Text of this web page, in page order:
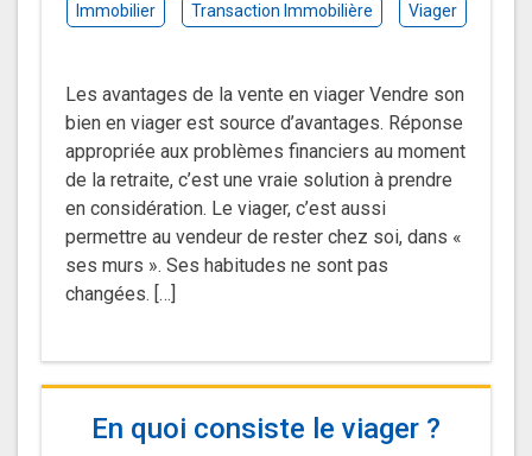
Immobilier Transaction Immobilière Viager
Les avantages de la vente en viager Vendre son
bien en viager est source d’avantages. Réponse
appropriée aux problèmes financiers au moment
de la retraite, c’est une vraie solution à prendre
en considération. Le viager, c’est aussi
permettre au vendeur de rester chez soi, dans «
ses murs ». Ses habitudes ne sont pas
changées. […]
En quoi consiste le viager ?